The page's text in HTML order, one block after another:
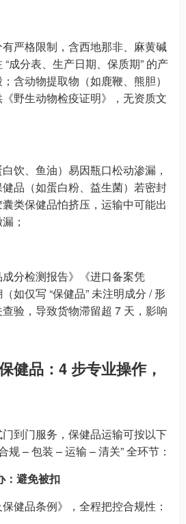
严格限制，含西地那非、麻黄碱
成分表、生产日期、保质期” 的产
含动物提取物（如鹿鞭、熊胆）
野生动物检疫证明》，无资质文
饮、鱼油）易因瓶口松动渗漏，
品（如蛋白粉、益生菌）若密封
类保健品怕挤压，运输中可能出
；
分检测报告》《进口备案凭
如仅写 “保健品” 未注明成分 / 形
验，导致货物滞留超 7 天，影响
健品：4 步专业操作，
到门服务，保健品运输可按以下
规 – 包装 – 运输 – 清关” 全环节：
：避免被扣
健品条例》，全程把控合规性：